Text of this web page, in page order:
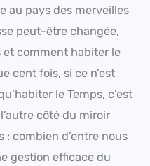
au pays des merveilles
peut-être changée,
et comment habiter le
cent fois, si ce n’est
le Temps, c’est
côté du miroir
: combien d’entre nous
gestion efficace du